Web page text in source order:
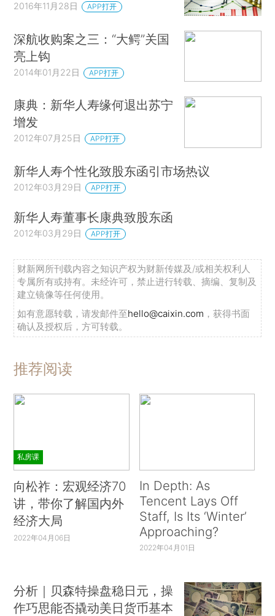
2016年11月28日 APP打开
深航收购案之三：“大鳄”关国
亮上钩
2014年01月22日 APP打开
康典：新华人寿缘何退出苏宁
增发
2012年07月25日 APP打开
新华人寿个性化致股东函引市场热议
2012年03月29日 APP打开
新华人寿董事长康典致股东函
2012年03月29日 APP打开
财新网所刊载内容之知识产权为财新传媒及/或相关权利人
专属所有或持有。未经许可，禁止进行转载、摘编、复制及
建立镜像等任何使用。
如有意愿转载，请发邮件至hello@caixin.com ，获得书面
确认及授权后，方可转载。
推荐阅读
私房课
向松祚：宏观经济70
讲，带你了解国内外
经济大局
2022年04月06日
In Depth: As
Tencent Lays Off
Staff, Is Its ‘Winter’
Approaching?
2022年04月01日
分析｜贝森特操盘稳日元，操
作巧思能否撬动美日货币基本